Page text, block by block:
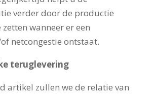
verder door de productie
wanneer er een
netcongestie ontstaat.
teruglevering
artikel zullen we de relatie van